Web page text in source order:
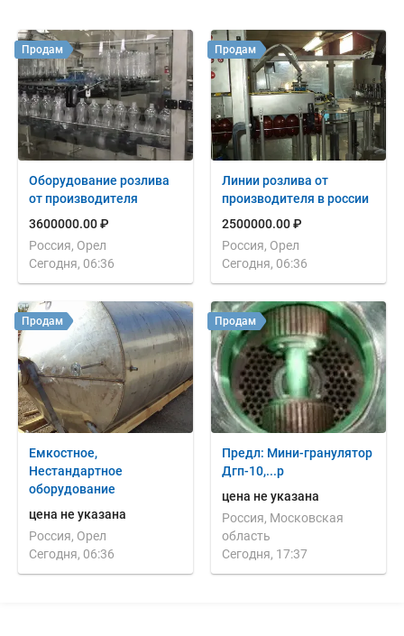
Оборудование розлива
от производителя
3600000.00 ₽
Россия, Орел
Сегодня, 06:36
Продам
Линии розлива от
производителя в россии
2500000.00 ₽
Россия, Орел
Сегодня, 06:36
Продам
Емкостное,
Нестандартное
оборудование
цена не указана
Россия, Орел
Сегодня, 06:36
Продам
Предл: Мини-гранулятор
Дгп-10,...р
цена не указана
Россия, Московская
область
Сегодня, 17:37
Продам